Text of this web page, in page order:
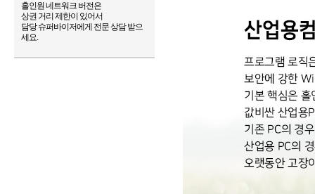
홀인원 네트워크 버전은
상권 거리 제한이 있어서
담당 슈퍼바이저에게 전문 상담 받으
세요.